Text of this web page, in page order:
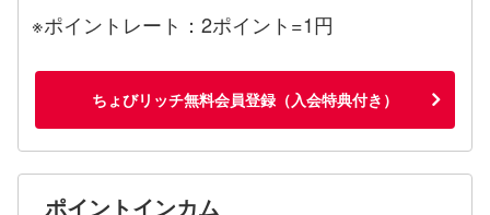
※ポイントレート：2ポイント=1円
ちょびリッチ無料会員登録（入会特典付き）
ポイントインカム